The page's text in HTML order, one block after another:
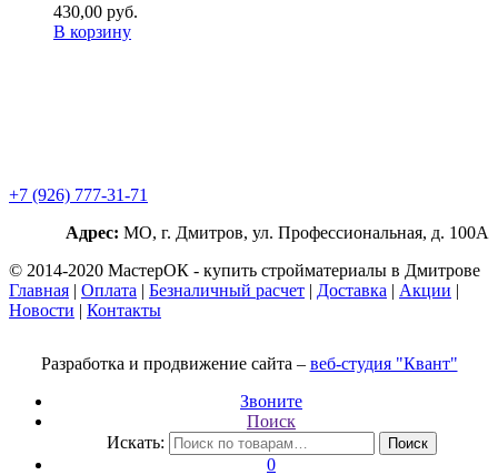
430,00 руб.
В корзину
+7 (926) 777-31-71
Адрес: МО, г. Дмитров, ул. Профессиональная, д. 100А
© 2014-2020 МастерОК - купить стройматериалы в Дмитрове
Главная | Оплата | Безналичный расчет | Доставка | Акции |
Новости | Контакты
Разработка и продвижение сайта – веб-студия "Квант"
Звоните
Поиск
Искать:
Поиск
0